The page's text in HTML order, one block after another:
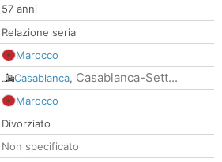
57 anni
Relazione seria
Marocco
Casablanca, Casablanca-Sett...
Marocco
Divorziato
Non specificato